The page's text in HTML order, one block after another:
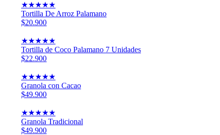
★★★★★
Tortilla De Arroz Palamano
$20.900
★★★★★
Tortilla de Coco Palamano 7 Unidades
$22.900
★★★★★
Granola con Cacao
$49.900
★★★★★
Granola Tradicional
$49.900